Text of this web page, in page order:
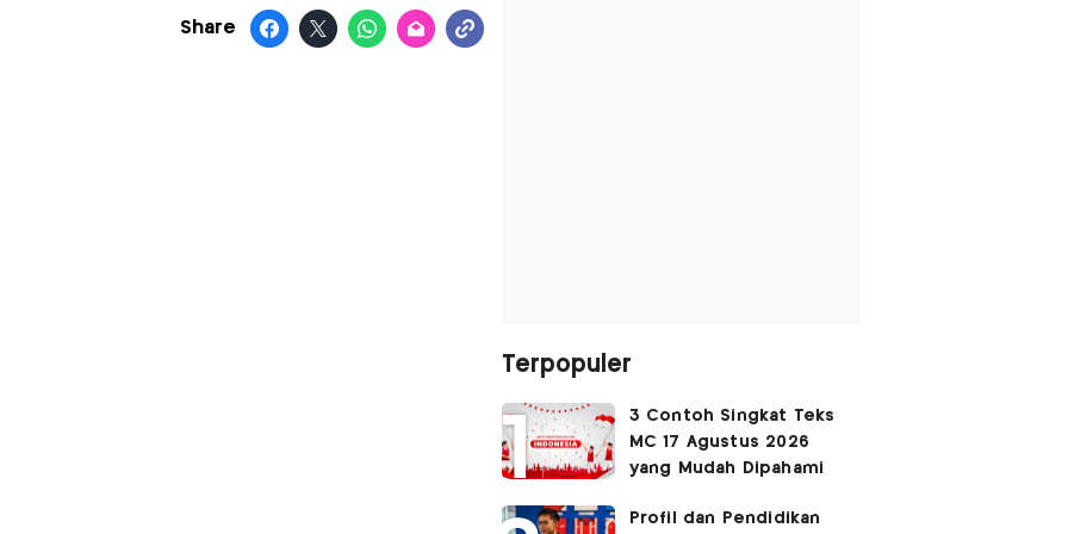
Share
Terpopuler
3 Contoh Singkat Teks
MC 17 Agustus 2026
yang Mudah Dipahami
Profil dan Pendidikan